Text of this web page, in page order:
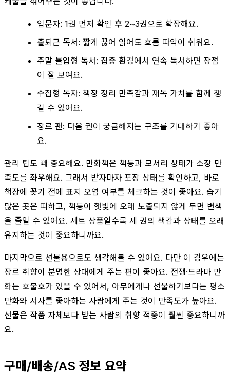
입문자: 1권 먼저 확인 후 2~3권으로 확장해요.
출퇴근 독서: 짧게 끊어 읽어도 흐름 파악이 쉬워요.
주말 몰입형 독서: 집중 환경에서 연속 독서하면 장점
이 잘 보여요.
수집형 독자: 책장 정리 만족감과 재독 가치를 함께 챙
길 수 있어요.
장르 팬: 다음 권이 궁금해지는 구조를 기대하기 좋아
요.
관리 팁도 꽤 중요해요. 만화책은 책등과 모서리 상태가 소장 만
족도를 좌우해요. 그래서 받자마자 포장 상태를 확인하고, 바로
책장에 꽂기 전에 표지 오염 여부를 체크하는 것이 좋아요. 습기
많은 곳은 피하고, 책등이 햇빛에 오래 노출되지 않게 두면 변색
을 줄일 수 있어요. 세트 상품일수록 세 권의 색감과 상태를 오래
유지하는 것이 중요하니까요.
마지막으로 선물용으로도 생각해볼 수 있어요. 다만 이 경우에는
장르 취향이 분명한 상대에게 주는 편이 좋아요. 전쟁·드라마 만
화는 호불호가 있을 수 있어서, 아무에게나 선물하기보다는 평소
만화와 서사를 좋아하는 사람에게 주는 것이 만족도가 높아요.
선물은 작품 자체보다 받는 사람의 취향 적중이 훨씬 중요하니까
요.
구매/배송/AS 정보 요약